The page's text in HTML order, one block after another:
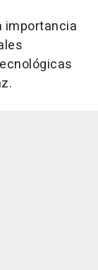
importancia